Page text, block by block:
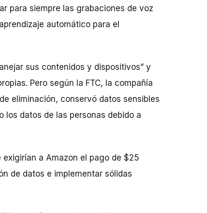
para siempre las grabaciones de voz
automático para el
sus contenidos y dispositivos” y
Pero según la FTC, la compañía
eliminación, conservó datos sensibles
los datos de las personas debido a
a Amazon el pago de $25
de datos e implementar sólidas